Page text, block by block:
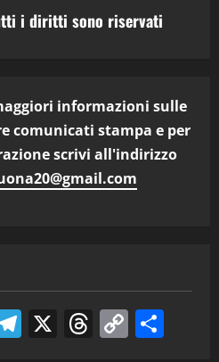
i diritti sono riservati
informazioni sulle
comunicati stampa e per
scrivi all'indirizzo
Telegram
X Threads
Copy